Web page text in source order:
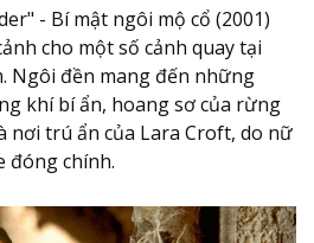
- Bí mật ngôi mộ cổ (2001)
cho một số cảnh quay tại
Ngôi đền mang đến những
khí bí ẩn, hoang sơ của rừng
nơi trú ẩn của Lara Croft, do nữ
đóng chính.